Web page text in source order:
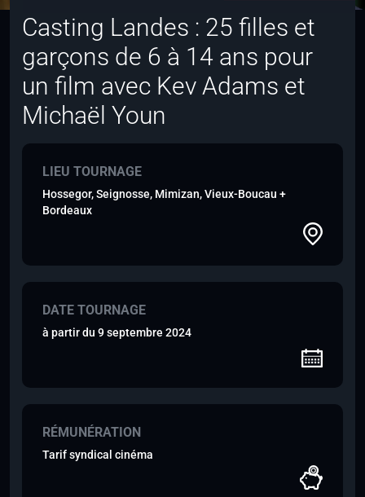
Casting Landes : 25 filles et
garçons de 6 à 14 ans pour
un film avec Kev Adams et
Michaël Youn
LIEU TOURNAGE
Hossegor, Seignosse, Mimizan, Vieux-Boucau +
Bordeaux
DATE TOURNAGE
à partir du 9 septembre 2024
RÉMUNÉRATION
Tarif syndical cinéma